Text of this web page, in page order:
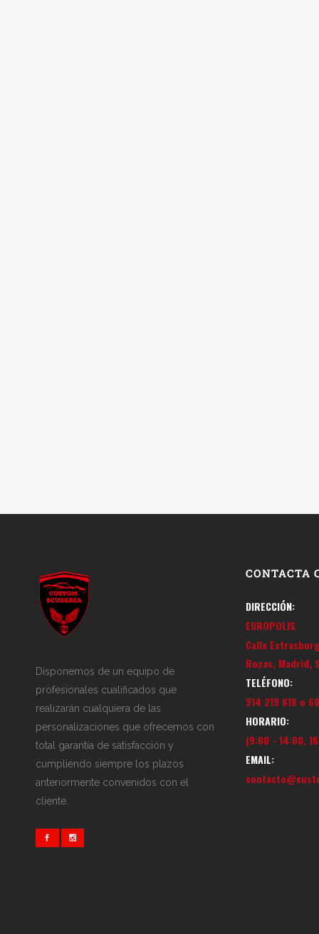
Disponemos de un equipo de
profesionales cualificados que
realizarán cualquiera de las
personalizaciones que ofrecemos con
total garantía de satisfacción y
cumpliendo siempre los plazos
anteriormente convenidos con el
cliente.
CONTACTA
DIRECCIÓN:
EUROPOLIS
Calle
Rozas, Madrid,
TELÉFONO:
914 219 618 o
HORARIO:
(9:00 - 14:00,
EMAIL: